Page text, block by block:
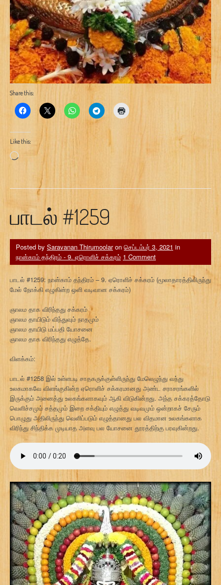
Share this:
Like this:
Loading…
பாடல் #1259
Posted by Saravanan Thirumoolaron செப்டம்பர் 3, 2021 in
நான்காம் தந்திரம் - 9. ஏரொளிச் சக்கரம் 1 Comment
பாடல் #1259: நான்காம் தந்திரம் – 9. ஏரொளிச் சக்கரம் (மூலாதாரத்திலிருந்து
மேல் நோக்கி எழுகின்ற ஒளி வடிவான சக்கரம்)
ஞாலம தாக விரிந்தது சக்கரம்
ஞாலம தாயிடும் விந்துவும் நாதமும்
ஞாலம தாயிடு மப்பதி யோசனை
ஞாலம தாக விரிந்தது எழுத்தே.
விளக்கம்:
பாடல் #1258 இல் உள்ளபடி சாதகருக்குள்ளிருந்து மேலெழுந்து வந்து
உலகமாகவே விளங்குகின்ற ஏரொளிச் சக்கரமானது அண்ட சராசரங்களில்
இருக்கும் அனைத்து உலகங்களாகவும் ஆகி விடுகின்றது. அந்த சக்கரத்தோடு
வெளிச்சமும் சத்தமும் இறை சக்தியும் எழுத்து வடிவமும் ஒன்றாகச் சேரும்
பொழுது அதிலிருந்து வெளிப்படும் எழுத்தானது பல விதமான உலகங்களாக
விரிந்து சிந்திக்க முடியாத அளவு பல யோசனை தூரத்திற்கு பரவுகின்றது.